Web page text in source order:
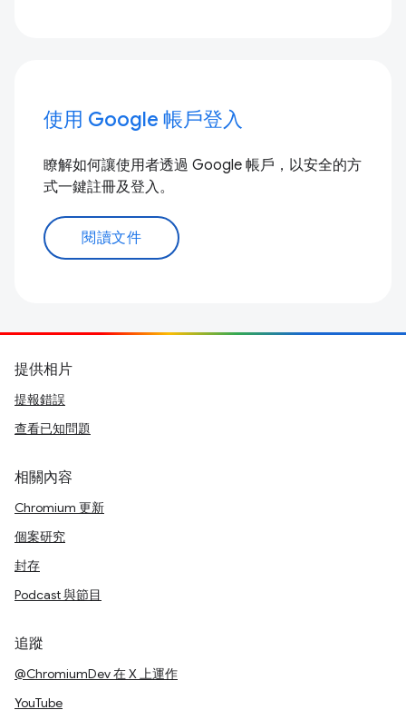
使用 Google 帳戶登入
瞭解如何讓使用者透過 Google 帳戶，以安全的方
式一鍵註冊及登入。
閱讀文件
提供相片
提報錯誤
查看已知問題
相關內容
Chromium 更新
個案研究
封存
Podcast 與節目
追蹤
@ChromiumDev 在 X 上運作
YouTube